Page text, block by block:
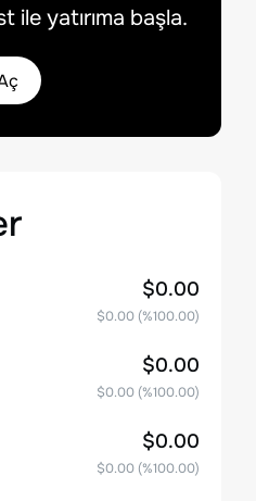
ile yatırıma başla.
$0.00
$0.00(%100.00)
$0.00
$0.00(%100.00)
$0.00
$0.00(%100.00)